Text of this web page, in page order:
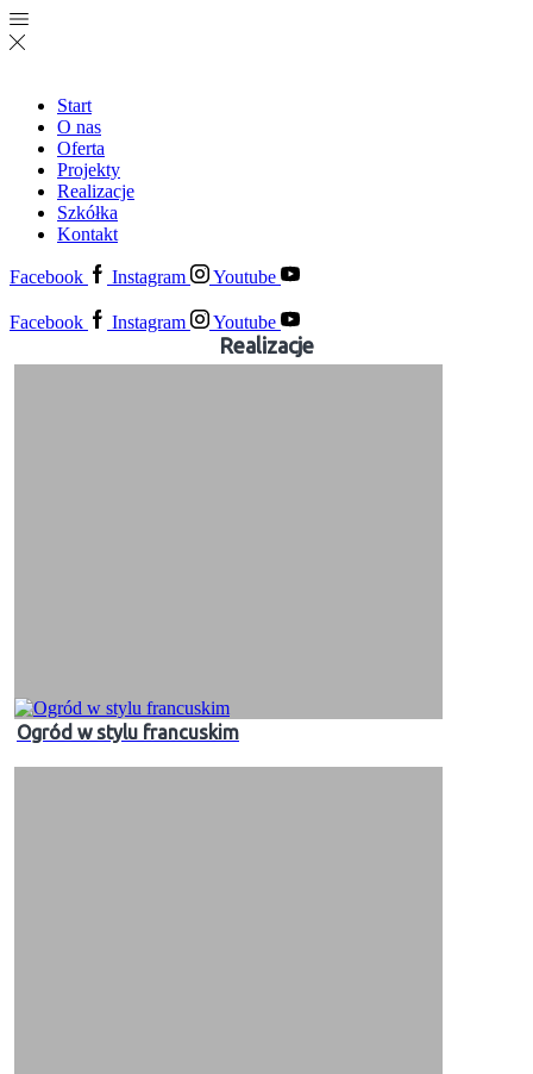
Start
O nas
Oferta
Projekty
Realizacje
Szkółka
Kontakt
Facebook Instagram Youtube
Facebook Instagram Youtube
Realizacje
Ogród w stylu francuskim